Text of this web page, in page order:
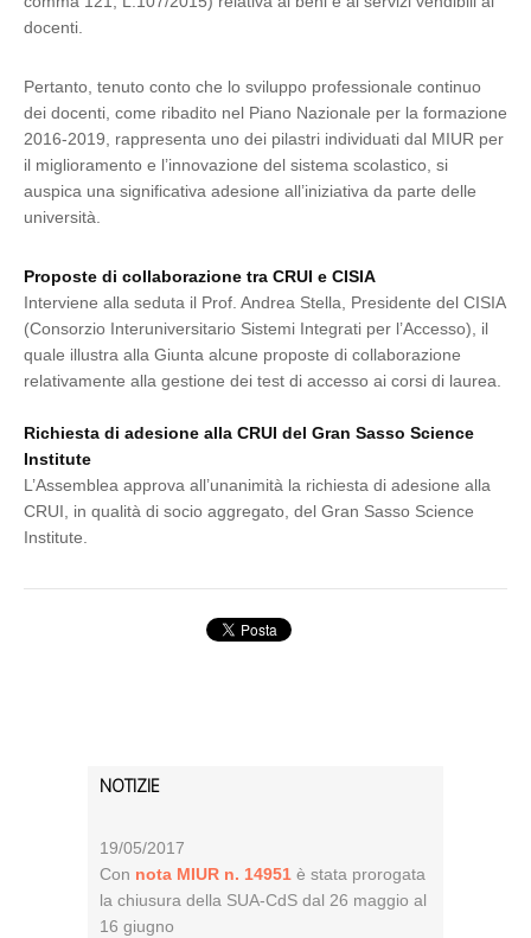
docenti.
Pertanto, tenuto conto che lo sviluppo professionale continuo
dei docenti, come ribadito nel Piano Nazionale per la formazione
2016-2019, rappresenta uno dei pilastri individuati dal MIUR per
il miglioramento e l’innovazione del sistema scolastico, si
auspica una significativa adesione all’iniziativa da parte delle
università.
Proposte di collaborazione tra CRUI e CISIA
Interviene alla seduta il Prof. Andrea Stella, Presidente del CISIA
(Consorzio Interuniversitario Sistemi Integrati per l’Accesso), il
quale illustra alla Giunta alcune proposte di collaborazione
relativamente alla gestione dei test di accesso ai corsi di laurea.
Richiesta di adesione alla CRUI del Gran Sasso Science
Institute
L’Assemblea approva all’unanimità la richiesta di adesione alla
CRUI, in qualità di socio aggregato, del Gran Sasso Science
Institute.
NOTIZIE
19/05/2017
Con nota MIUR n. 14951 è stata prorogata
la chiusura della SUA-CdS dal 26 maggio al
16 giugno